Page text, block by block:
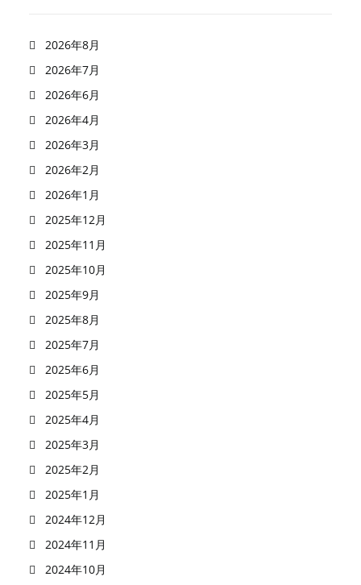
2026年8月
2026年7月
2026年6月
2026年4月
2026年3月
2026年2月
2026年1月
2025年12月
2025年11月
2025年10月
2025年9月
2025年8月
2025年7月
2025年6月
2025年5月
2025年4月
2025年3月
2025年2月
2025年1月
2024年12月
2024年11月
2024年10月